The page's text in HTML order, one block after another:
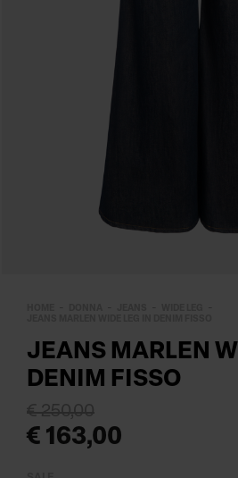
JEANS MARLEN
DENIM FISSO
€ 163,00
€ 250,00